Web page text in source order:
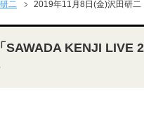
二 2019年11月8日(金)沢田研二
SAWADA KENJI LIVE